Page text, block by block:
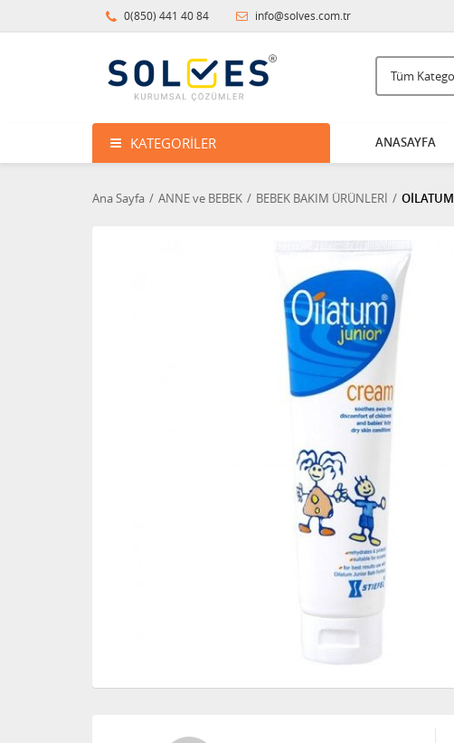
0(850) 441 40 84 info@solves.com.tr
KATEGORILER ANASAYFA
Ana Sayfa ANNE ve BEBEK BEBEK BAKIM ÜRÜNLERİ